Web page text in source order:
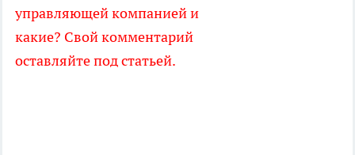
управляющей компанией и
какие? Свой комментарий
оставляйте под статьей.